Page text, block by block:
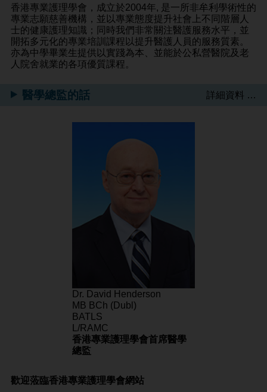
香港專業護理學會，成立於2004年, 是一所非牟利學術性的
專業志願慈善機構，並以專業態度提升社會上不同階層人
士的健康護理知識；同時我們非常關注醫護服務水平，並
開拓多元化的專業培訓課程以提升醫護人員的服務質素。
亦為中學畢業生提供以實踐為本、並能於公私營醫院及老
人院舍就業的各項優質課程。
醫學總監的話 詳細資料 …
Dr. David Henderson
MB BCh (Dubl)
BATLS
L/RAMC
香港專業護理學會首席醫學
總監
歡迎蒞臨香港專業護理學會網站